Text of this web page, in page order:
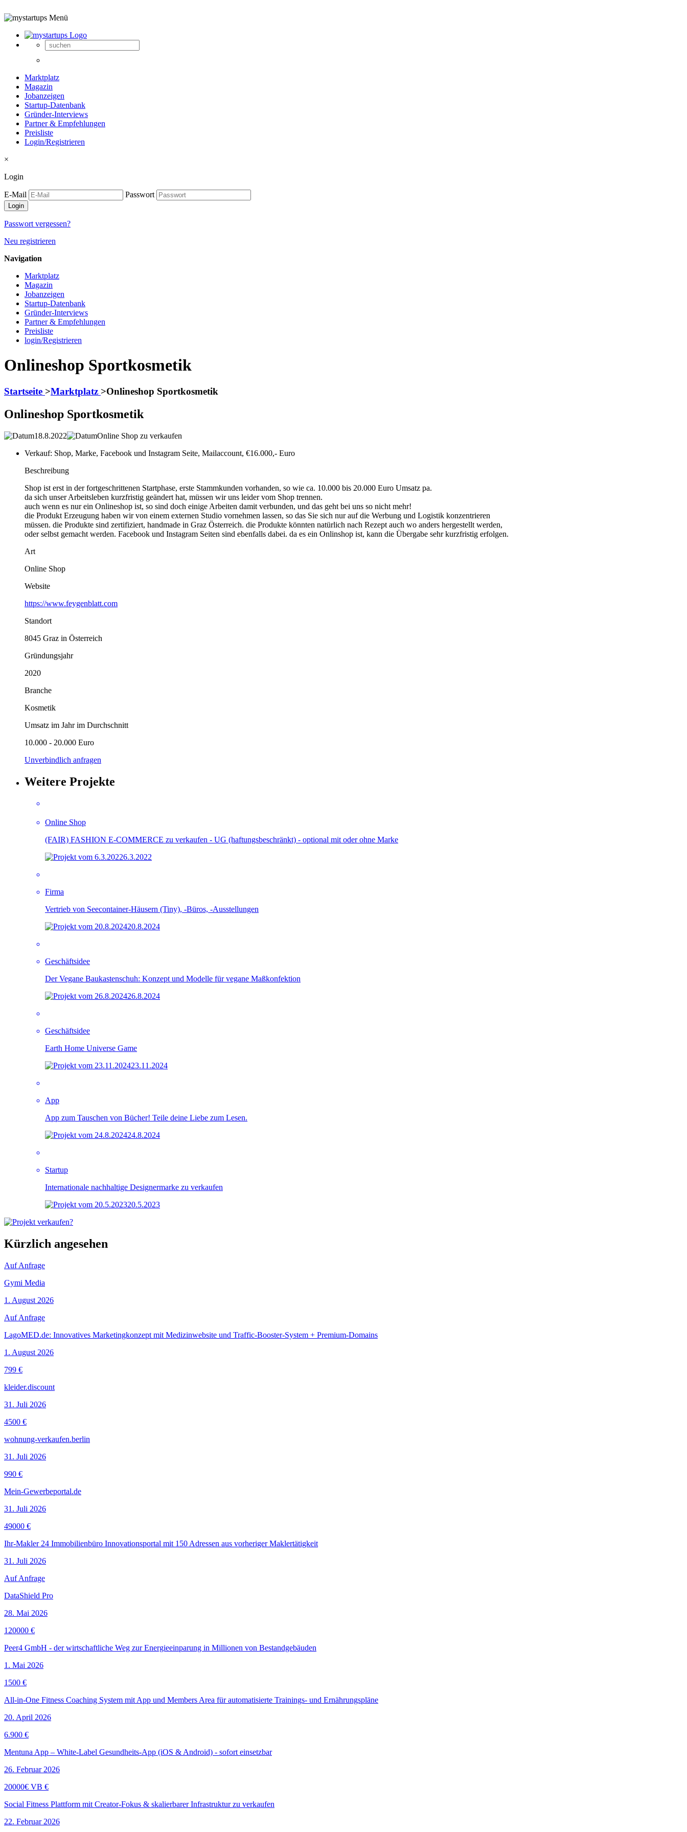
Marktplatz
Magazin
Jobanzeigen
Startup-Datenbank
Gründer-Interviews
Partner & Empfehlungen
Preisliste
Login/Registrieren
×
Login
E-Mail Passwort
Passwort vergessen?
Neu registrieren
Navigation
Marktplatz
Magazin
Jobanzeigen
Startup-Datenbank
Gründer-Interviews
Partner & Empfehlungen
Preisliste
login/Registrieren
Onlineshop Sportkosmetik
Startseite >Marktplatz >Onlineshop Sportkosmetik
Onlineshop Sportkosmetik
18.8.2022
Online Shop zu verkaufen
Verkauf: Shop, Marke, Facebook und Instagram Seite, Mailaccount, €16.000,- Euro
Beschreibung
Shop ist erst in der fortgeschrittenen Startphase, erste Stammkunden vorhanden, so wie ca. 10.000 bis 20.000 Euro Umsatz pa.
da sich unser Arbeitsleben kurzfristig geändert hat, müssen wir uns leider vom Shop trennen.
auch wenn es nur ein Onlineshop ist, so sind doch einige Arbeiten damit verbunden, und das geht bei uns so nicht mehr!
die Produkt Erzeugung haben wir von einem externen Studio vornehmen lassen, so das Sie sich nur auf die Werbung und Logistik konzentrieren
müssen. die Produkte sind zertifiziert, handmade in Graz Österreich. die Produkte könnten natürlich nach Rezept auch wo anders hergestellt werden,
oder selbst gemacht werden. Facebook und Instagram Seiten sind ebenfalls dabei. da es ein Onlinshop ist, kann die Übergabe sehr kurzfristig erfolgen.
Art
Online Shop
Website
https://www.feygenblatt.com
Standort
8045 Graz in Österreich
Gründungsjahr
2020
Branche
Kosmetik
Umsatz im Jahr im Durchschnitt
10.000 - 20.000 Euro
Unverbindlich anfragen
Weitere Projekte
Online Shop
(FAIR) FASHION E-COMMERCE zu verkaufen - UG (haftungsbeschränkt) - optional mit oder ohne Marke
6.3.2022
Firma
Vertrieb von Seecontainer-Häusern (Tiny), -Büros, -Ausstellungen
20.8.2024
Geschäftsidee
Der Vegane Baukastenschuh: Konzept und Modelle für vegane Maßkonfektion
26.8.2024
Geschäftsidee
Earth Home Universe Game
23.11.2024
App
App zum Tauschen von Bücher! Teile deine Liebe zum Lesen.
24.8.2024
Startup
Internationale nachhaltige Designermarke zu verkaufen
20.5.2023
Kürzlich angesehen
Auf Anfrage
Gymi Media
1. August 2026
Auf Anfrage
LagoMED.de: Innovatives Marketingkonzept mit Medizinwebsite und Traffic-Booster-System + Premium-Domains
1. August 2026
799 €
kleider.discount
31. Juli 2026
4500 €
wohnung-verkaufen.berlin
31. Juli 2026
990 €
Mein-Gewerbeportal.de
31. Juli 2026
49000 €
Ihr-Makler 24 Immobilienbüro Innovationsportal mit 150 Adressen aus vorheriger Maklertätigkeit
31. Juli 2026
Auf Anfrage
DataShield Pro
28. Mai 2026
120000 €
Peer4 GmbH - der wirtschaftliche Weg zur Energieeinparung in Millionen von Bestandgebäuden
1. Mai 2026
1500 €
All-in-One Fitness Coaching System mit App und Members Area für automatisierte Trainings- und Ernährungspläne
20. April 2026
6.900 €
Mentuna App – White-Label Gesundheits-App (iOS & Android) - sofort einsetzbar
26. Februar 2026
20000€ VB €
Social Fitness Plattform mit Creator-Fokus & skalierbarer Infrastruktur zu verkaufen
22. Februar 2026